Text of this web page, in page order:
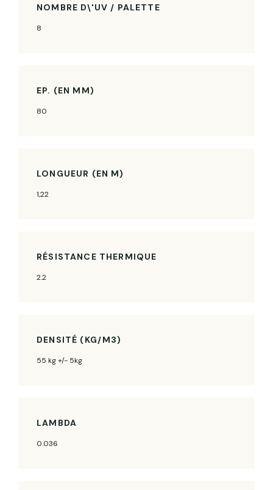
NOMBRE D\'UV / PALETTE
8
EP. (EN MM)
80
LONGUEUR (EN M)
1,22
RÉSISTANCE THERMIQUE
2.2
DENSITÉ (KG/M3)
55 kg +/- 5kg
LAMBDA
0.036